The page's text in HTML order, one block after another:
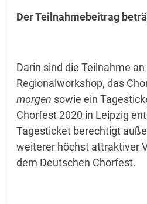
Der Teilnahmebeitrag
Darin sind die Teilnahme
Regionalworkshop, das
morgen sowie ein
Chorfest 2020 in Leipzig
Tagesticket berechtigt
weiterer höchst attraktiver
dem Deutschen Chorfest.